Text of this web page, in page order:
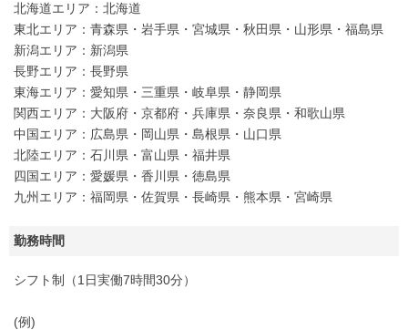
北海道エリア：北海道
東北エリア：青森県・岩手県・宮城県・秋田県・山形県・福島県
新潟エリア：新潟県
長野エリア：長野県
東海エリア：愛知県・三重県・岐阜県・静岡県
関西エリア：大阪府・京都府・兵庫県・奈良県・和歌山県
中国エリア：広島県・岡山県・島根県・山口県
北陸エリア：石川県・富山県・福井県
四国エリア：愛媛県・香川県・徳島県
九州エリア：福岡県・佐賀県・長崎県・熊本県・宮崎県
勤務時間
シフト制（1日実働7時間30分）
(例)